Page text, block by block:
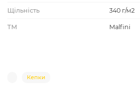
Щільність 340 г/м2
ТМ Malfini
Кепки